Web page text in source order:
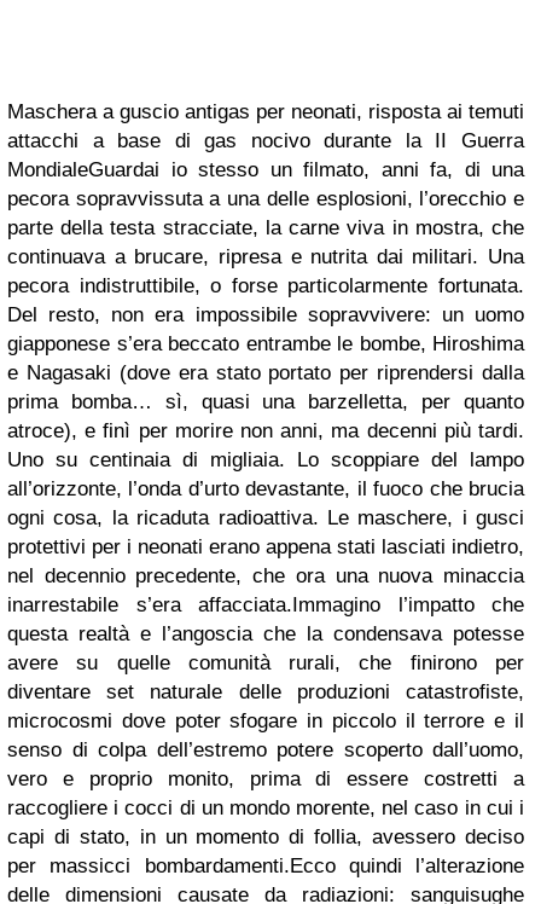
Maschera a guscio antigas per neonati, risposta ai temuti
attacchi a base di gas nocivo durante la II Guerra
MondialeGuardai io stesso un filmato, anni fa, di una
pecora sopravvissuta a una delle esplosioni, l’orecchio e
parte della testa stracciate, la carne viva in mostra, che
continuava a brucare, ripresa e nutrita dai militari. Una
pecora indistruttibile, o forse particolarmente fortunata.
Del resto, non era impossibile sopravvivere: un uomo
giapponese s’era beccato entrambe le bombe, Hiroshima
e Nagasaki (dove era stato portato per riprendersi dalla
prima bomba… sì, quasi una barzelletta, per quanto
atroce), e finì per morire non anni, ma decenni più tardi.
Uno su centinaia di migliaia. Lo scoppiare del lampo
all’orizzonte, l’onda d’urto devastante, il fuoco che brucia
ogni cosa, la ricaduta radioattiva. Le maschere, i gusci
protettivi per i neonati erano appena stati lasciati indietro,
nel decennio precedente, che ora una nuova minaccia
inarrestabile s’era affacciata.Immagino l’impatto che
questa realtà e l’angoscia che la condensava potesse
avere su quelle comunità rurali, che finirono per
diventare set naturale delle produzioni catastrofiste,
microcosmi dove poter sfogare in piccolo il terrore e il
senso di colpa dell’estremo potere scoperto dall’uomo,
vero e proprio monito, prima di essere costretti a
raccogliere i cocci di un mondo morente, nel caso in cui i
capi di stato, in un momento di follia, avessero deciso
per massicci bombardamenti.Ecco quindi l’alterazione
delle dimensioni causate da radiazioni: sanguisughe